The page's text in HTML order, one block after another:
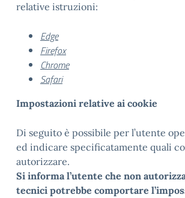
relative istruzioni:
Edge
Firefox
Chrome
Safari
Impostazioni relative ai cookie
Di seguito è possibile per l’utente
ed indicare specificatamente quali
autorizzare.
Si informa l’utente che non
tecnici potrebbe comportare